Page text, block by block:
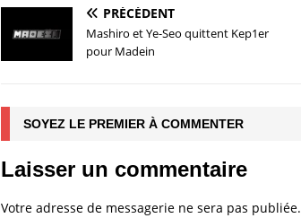
PRÉCÉDENT
Mashiro et Ye-Seo quittent Kep1er
pour Madein
SOYEZ LE PREMIER À COMMENTER
Laisser un commentaire
Votre adresse de messagerie ne sera pas publiée.